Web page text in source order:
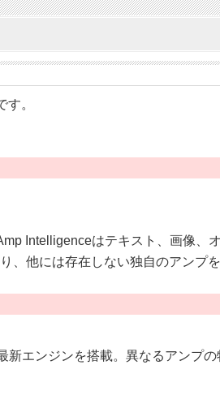
。
Intelligenceはテキスト、画像、
、他には存在しない独自のアン
エンジンを搭載。異なるアンプ